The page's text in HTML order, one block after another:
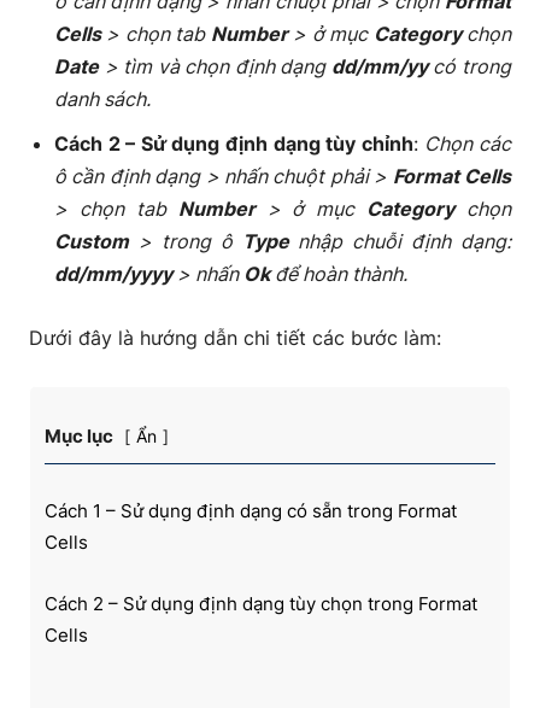
Cells> chọn tab Number> ở mục Categorychọn
Date> tìm và chọn định dạngdd/mm/yycó trong
danh sách.
Cách 2 – Sử dụng định dạng tùy chỉnh: Chọn các
ô cần định dạng > nhấn chuột phải > Format Cells
> chọn tab Number> ở mục Categorychọn
Custom> trong ô Typenhập chuỗi định dạng:
dd/mm/yyyy> nhấn Okđể hoàn thành.
Dưới đây là hướng dẫn chi tiết các bước làm:
Mục lục Ẩn
Cách 1 – Sử dụng định dạng có sẵn trong Format
Cells
Cách 2 – Sử dụng định dạng tùy chọn trong Format
Cells